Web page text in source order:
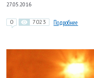
27.05.2016
0 7023 Подробнее